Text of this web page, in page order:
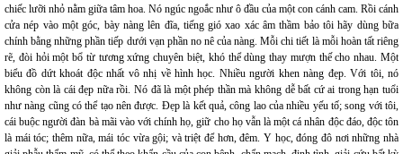
chiếc lưỡi nhỏ nằm giữa tâm hoa. Nó ngúc ngoắc như ô đầu của một con cánh cam. Rồi cánh
cửa nép vào một góc, bày nàng lên đĩa, tiếng gió xao xác âm thầm bảo tôi hãy dùng bữa
chính bằng những phần tiếp dưới vạn phần no nê của nàng. Mỗi chi tiết là mỗi hoàn tất riêng
rẽ, đòi hỏi một bổ từ tương xứng chuyên biệt, khó thể dùng thay mượn thế cho nhau. Một
biểu đồ dứt khoát độc nhất vô nhị về hình học. Nhiều người khen nàng đẹp. Với tôi, nó
không còn là cái đẹp nữa rồi. Nó đã là một phép thần mà không dễ bất cứ ai trong hạn tuổi
như nàng cũng có thể tạo nên được. Đẹp là kết quả, công lao của nhiều yếu tố; song với tôi,
cái buộc người đàn bà mãi vào với chính họ, giữ cho họ vẫn là một cá nhân độc đáo, độc tôn
là mái tóc; thêm nữa, mái tóc vừa gội; và triệt để hơn, đêm. Y học, đóng đô nơi những nhà